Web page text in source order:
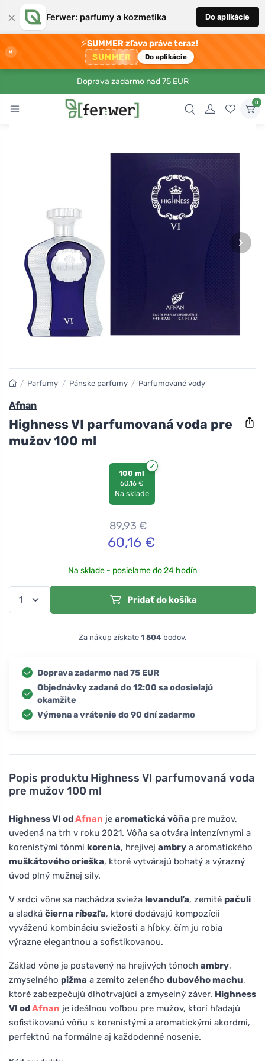
× Ferwer: parfumy a kozmetika Do aplikácie
×
⚡SUMMER zľava práve teraz!
SUMMER Do aplikácie
Doprava zadarmo nad 75 EUR
0
›
Popis produktu Highness VI parfumovaná voda
pre mužov 100 ml
Highness VI odAfnan je aromatická vôňa pre mužov,
uvedená na trh v roku 2021. Vôňa sa otvára intenzívnymi a
korenistými tónmi korenia, hrejivej ambry a aromatického
muškátového orieška, ktoré vytvárajú bohatý a výrazný
úvod plný mužnej sily.
V srdci vône sa nachádza svieža levanduľa, zemité pačuli
a sladká čierna ríbezľa, ktoré dodávajú kompozícii
vyváženú kombináciu sviežosti a hĺbky, čím ju robia
výrazne elegantnou a sofistikovanou.
Základ vône je postavený na hrejivých tónoch ambry,
zmyselného pižma a zemito zeleného dubového machu,
ktoré zabezpečujú dlhotrvajúci a zmyselný záver. Highness
VI odAfnan je ideálnou voľbou pre mužov, ktorí hľadajú
sofistikovanú vôňu s korenistými a aromatickými akordmi,
perfektnú na formálne aj každodenné nosenie.
/ Parfumy / Pánske parfumy / Parfumované vody
Afnan
Highness VI parfumovaná voda pre
mužov 100 ml
100 ml
60,16 €
Na sklade
89,93€
60,16 €
Na sklade - posielame do 24 hodín
Pridať do košíka
Za nákup získate 1 504 bodov.
Doprava zadarmo nad 75 EUR
Objednávky zadané do 12:00 sa odosielajú
okamžite
Výmena a vrátenie do 90 dní zadarmo